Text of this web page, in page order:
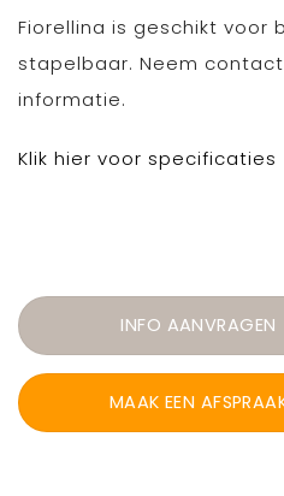
Fiorellina is geschikt voor
stapelbaar. Neem
informatie.
Klik hier voor specificaties
INFO AANVRAGEN
MAAK EEN